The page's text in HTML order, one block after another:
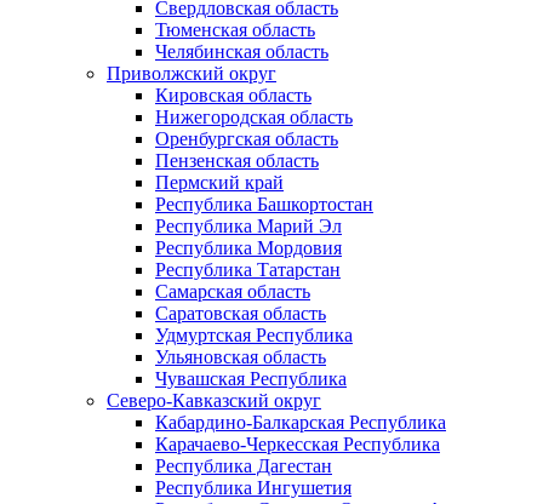
Свердловская область
Тюменская область
Челябинская область
Приволжский округ
Кировская область
Нижегородская область
Оренбургская область
Пензенская область
Пермский край
Республика Башкортостан
Республика Марий Эл
Республика Мордовия
Республика Татарстан
Самарская область
Саратовская область
Удмуртская Республика
Ульяновская область
Чувашская Республика
Северо-Кавказский округ
Кабардино-Балкарская Республика
Карачаево-Черкесская Республика
Республика Дагестан
Республика Ингушетия